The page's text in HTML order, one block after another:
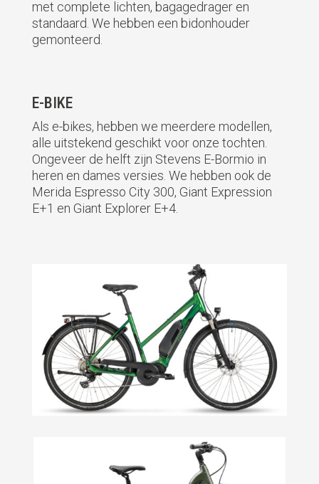
met complete lichten, bagagedrager en
standaard. We hebben een bidonhouder
gemonteerd.
E-BIKE
Als e-bikes, hebben we meerdere modellen,
alle uitstekend geschikt voor onze tochten.
Ongeveer de helft zijn Stevens E-Bormio in
heren en dames versies. We hebben ook de
Merida Espresso City 300, Giant Expression
E+1 en Giant Explorer E+4.